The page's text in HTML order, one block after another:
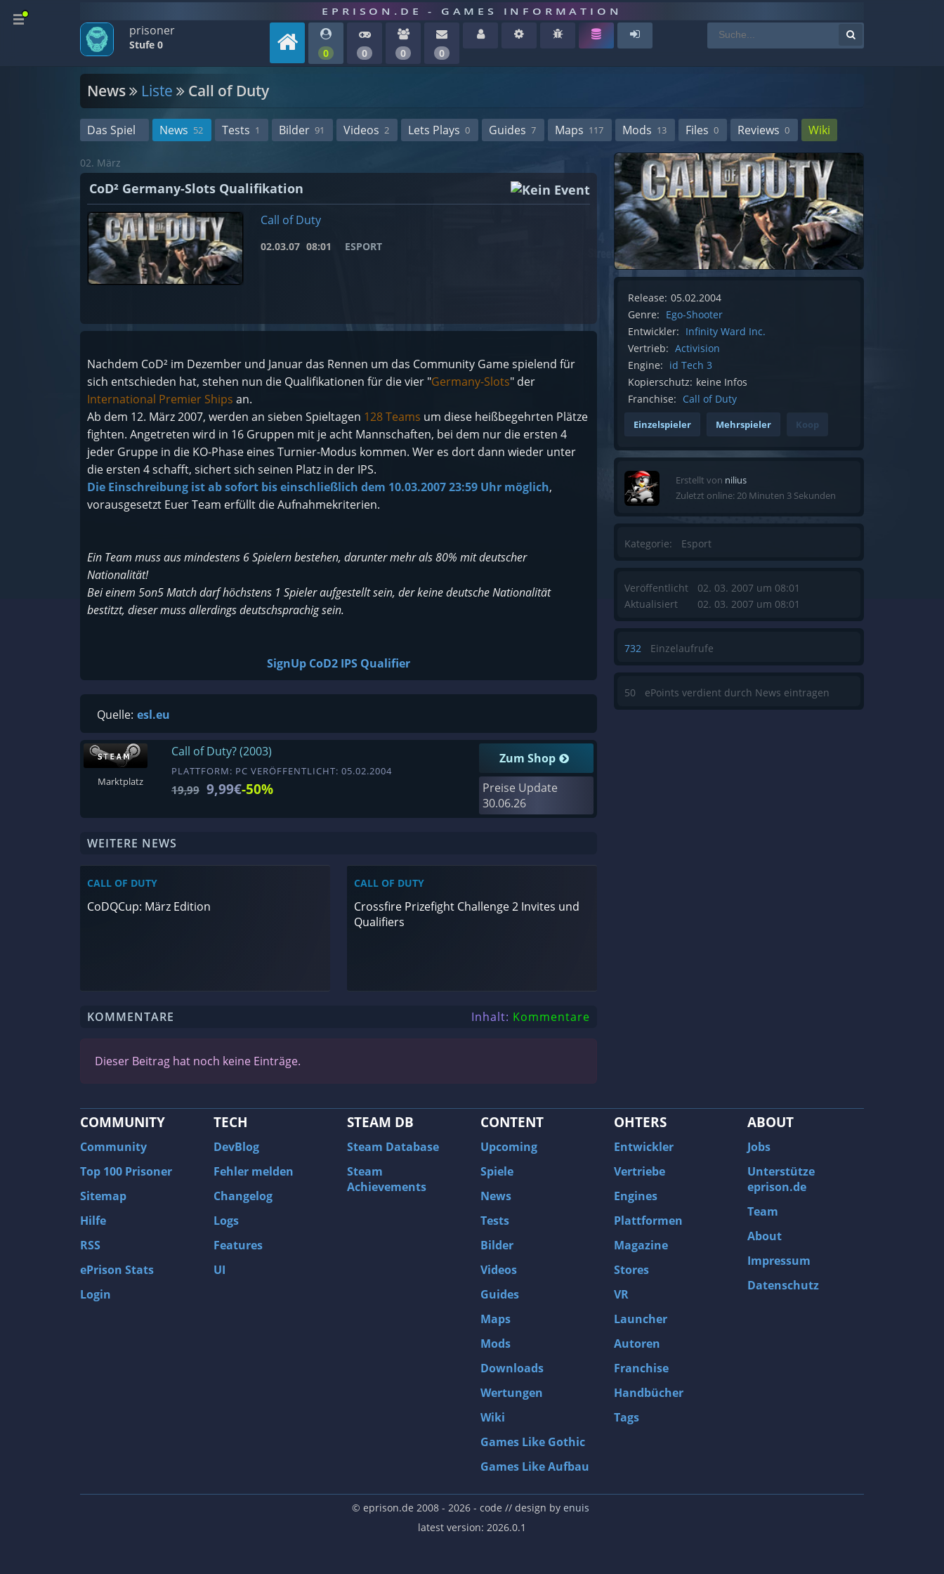
EPRISON.DE - GAMES INFORMATION
prisoner
Stufe 0
0 0 0 0
News Liste Call of Duty
Das Spiel News 52 Tests 1 Bilder 91 Videos 2 Lets Plays 0 Guides 7 Maps 117 Mods 13 Files 0 Reviews 0 Wiki
02. März
CoD² Germany-Slots Qualifikation
Call of Duty
02.03.07 08:01 ESPORT
Nachdem CoD² im Dezember und Januar das Rennen um das Community Game spielend für
sich entschieden hat, stehen nun die Qualifikationen für die vier "Germany-Slots" der
International Premier Ships an.
Ab dem 12. März 2007, werden an sieben Spieltagen 128 Teams um diese heißbegehrten Plätze
fighten. Angetreten wird in 16 Gruppen mit je acht Mannschaften, bei dem nur die ersten 4
jeder Gruppe in die KO-Phase eines Turnier-Modus kommen. Wer es dort dann wieder unter
die ersten 4 schafft, sichert sich seinen Platz in der IPS.
Die Einschreibung ist ab sofort bis einschließlich dem 10.03.2007 23:59 Uhr möglich,
vorausgesetzt Euer Team erfüllt die Aufnahmekriterien.
Ein Team muss aus mindestens 6 Spielern bestehen, darunter mehr als 80% mit deutscher
Nationalität!
Bei einem 5on5 Match darf höchstens 1 Spieler aufgestellt sein, der keine deutsche Nationalität
bestitzt, dieser muss allerdings deutschsprachig sein.
SignUp CoD2 IPS Qualifier
Quelle: esl.eu
Marktplatz
Call of Duty? (2003)
PLATTFORM: PC VERÖFFENTLICHT: 05.02.2004
19,99 9,99€-50%
Zum Shop
Preise Update
30.06.26
WEITERE NEWS
CALL OF DUTY
CoDQCup: März Edition
CALL OF DUTY
Crossfire Prizefight Challenge 2 Invites und
Qualifiers
KOMMENTARE Inhalt: Kommentare
Dieser Beitrag hat noch keine Einträge.
Release: 05.02.2004
Genre: Ego-Shooter
Entwickler: Infinity Ward Inc.
Vertrieb: Activision
Engine: id Tech 3
Kopierschutz: keine Infos
Franchise: Call of Duty
Einzelspieler Mehrspieler Koop
Erstellt von nilius
Zuletzt online: 20 Minuten 3 Sekunden
Kategorie: Esport
Veröffentlicht
Aktualisiert
02. 03. 2007 um 08:01
02. 03. 2007 um 08:01
732 Einzelaufrufe
50 ePoints verdient durch News eintragen
COMMUNITY
Community
Top 100 Prisoner
Sitemap
Hilfe
RSS
ePrison Stats
Login
TECH
DevBlog
Fehler melden
Changelog
Logs
Features
UI
STEAM DB
Steam Database
Steam
Achievements
CONTENT
Upcoming
Spiele
News
Tests
Bilder
Videos
Guides
Maps
Mods
Downloads
Wertungen
Wiki
Games Like Gothic
Games Like Aufbau
OHTERS
Entwickler
Vertriebe
Engines
Plattformen
Magazine
Stores
VR
Launcher
Autoren
Franchise
Handbücher
Tags
ABOUT
Jobs
Unterstütze
eprison.de
Team
About
Impressum
Datenschutz
© eprison.de 2008 - 2026- code // design by enuis
latest version: 2026.0.1